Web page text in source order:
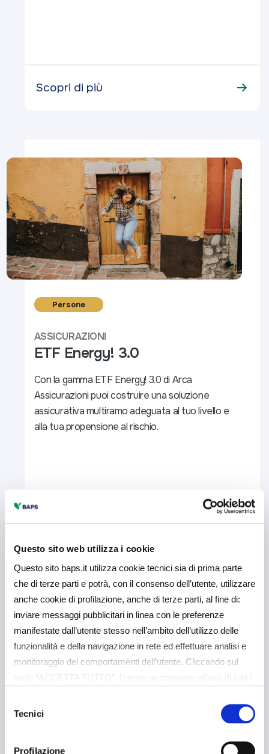
Questo sito web utilizza i cookie
Questo sito baps.it utilizza cookie tecnici sia di prima parte
che di terze parti e potrà, con il consenso dell’utente, utilizzare
anche cookie di profilazione, anche di terze parti, al fine di:
inviare messaggi pubblicitari in linea con le preferenze
manifestate dall’utente stesso nell’ambito dell’utilizzo delle
funzionalità e della navigazione in rete ed effettuare analisi e
monitoraggio dei comportamenti dell’utente. Cliccando sul
tasto “ACCETTA TUTTO”, l’utente acconsente all’uso di tutti i
analitici. Il consenso è facoltativo e può essere revocato in
qualsiasi momento. Se l’utente desidera gestire le proprie
preferenze può cliccare sul tasto “Dettagli” (accessibile in
delTecnici
Profilazione
Scopri di più
Persone
ASSICURAZIONI
ETF Energy! 3.0
Con la gamma ETF Energy! 3.0 di Arca
Assicurazioni puoi costruire una soluzione
assicurativa multiramo adeguata al tuo livello e
alla tua propensione al rischio.
Scopri di più